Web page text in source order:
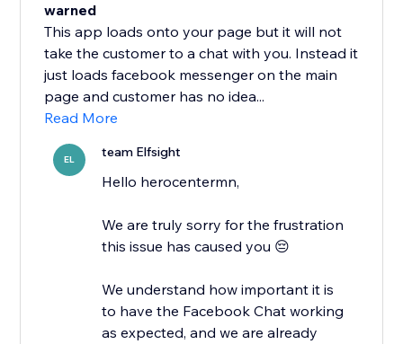
warned
This app loads onto your page but it will not
take the customer to a chat with you. Instead it
just loads facebook messenger on the main
page and customer has no idea...
Read More
EL team Elfsight
Hello herocentermn,
We are truly sorry for the frustration
this issue has caused you 😔
We understand how important it is
to have the Facebook Chat working
as expected, and we are already